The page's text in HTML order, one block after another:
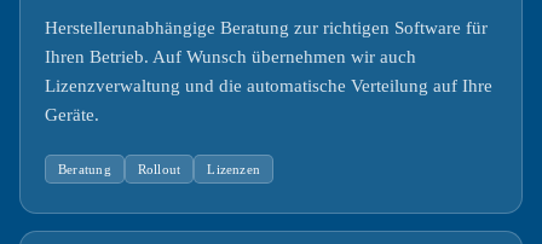
Herstellerunabhängige Beratung zur richtigen Software für
Ihren Betrieb. Auf Wunsch übernehmen wir auch
Lizenzverwaltung und die automatische Verteilung auf Ihre
Geräte.
Beratung Rollout Lizenzen